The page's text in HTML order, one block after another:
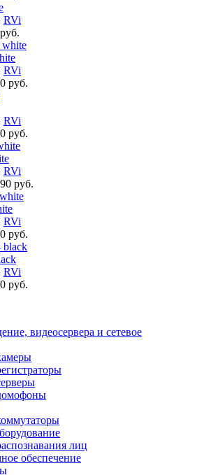
RVi
RVi
руб.
RVi
руб.
RVi
руб.
RVi
руб.
RVi
руб.
видеосервера и сетевое
лиц
обеспечение